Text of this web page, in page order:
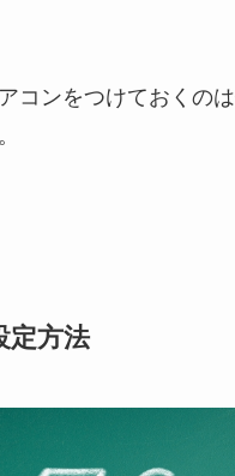
コンをつけておくの
定方法